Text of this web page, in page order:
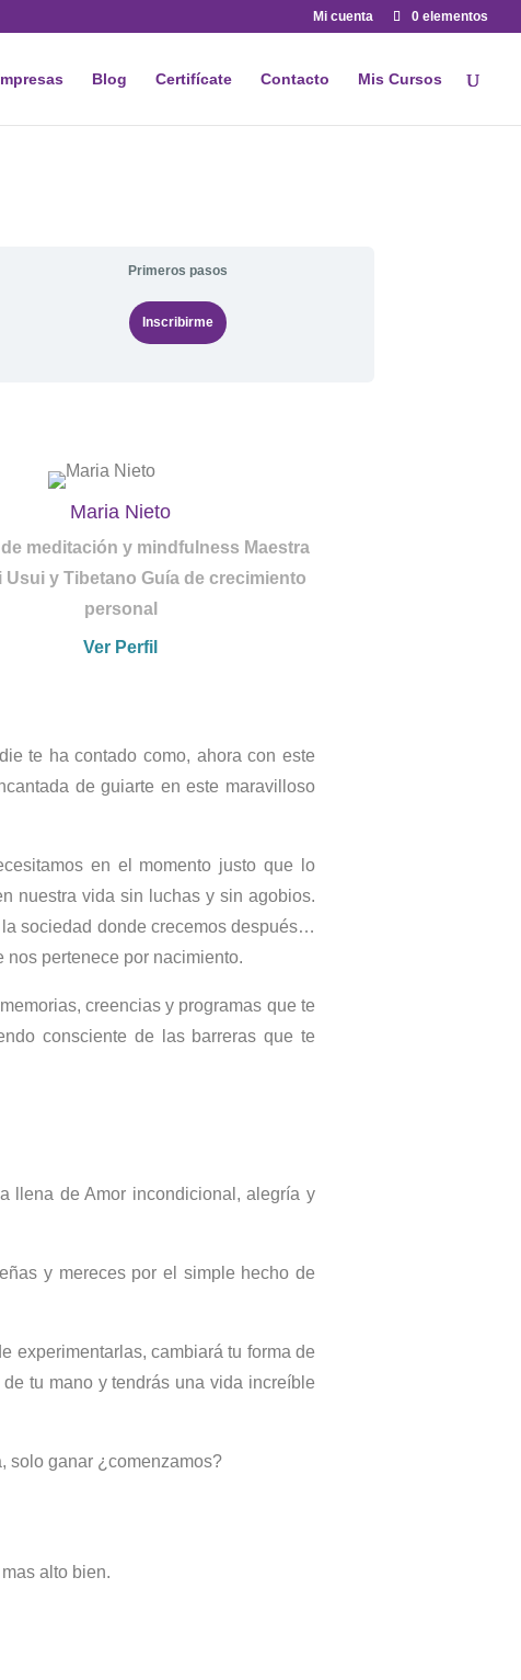
Mi cuenta 0 elementos
Blog Certifícate Contacto Mis Cursos
Primeros pasos
Inscribirme
Maria Nieto
de meditación y mindfulness Maestra
Usui y Tibetano Guía de crecimiento
personal
Ver Perfil
te ha contado como, ahora con este
de guiarte en este maravilloso
en el momento justo que lo
nuestra vida sin luchas y sin agobios.
sociedad donde crecemos después…
pertenece por nacimiento.
creencias y programas que te
consciente de las barreras que te
llena de Amor incondicional, alegría y
y mereces por el simple hecho de
experimentarlas, cambiará tu forma de
tu mano y tendrás una vida increíble
solo ganar ¿comenzamos?
alto bien.